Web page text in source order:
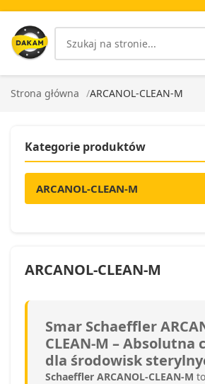
Strona główna ARCANOL-CLEAN-M
Kategorie produktów
ARCANOL-CLEAN-M
ARCANOL-CLEAN-M
Smar Schaeffler
CLEAN-M – Absolutna
dla środowisk
Schaeffler ARCANOL-CLEAN-M